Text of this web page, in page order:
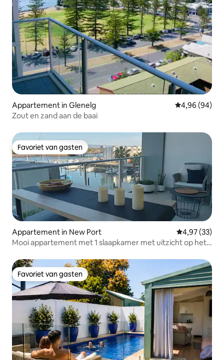
Appartement in Glenelg Gemiddelde
4,96 (94)
Zout en zand aan de baai
Favoriet van gasten
Favoriet van gasten
Appartement in New Port Gemiddelde
4,97 (33)
Mooi appartement met 1 slaapkamer met uitzicht op het
Favoriet van gasten
Favoriet van gasten